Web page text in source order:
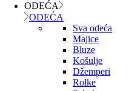
ODEĆA
ODEĆA
Sva odeća
Majice
Bluze
Košulje
Džemperi
Rolke